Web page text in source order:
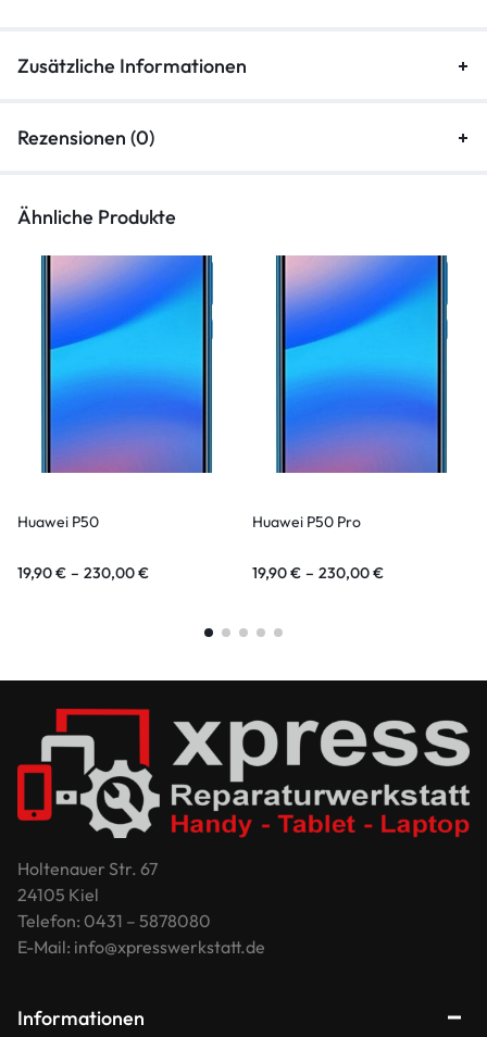
Zusätzliche Informationen
Rezensionen (0)
Ähnliche Produkte
Huawei P50
19,90€ – 230,00€
Huawei P50 Pro
19,90€ – 230,00€
Holtenauer Str. 67
24105 Kiel
Telefon: 0431 – 5878080
E-Mail: info@xpresswerkstatt.de
Informationen